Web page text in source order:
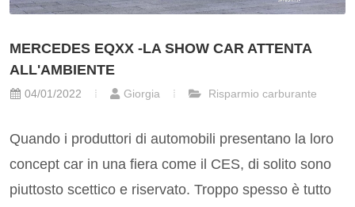
MERCEDES EQXX -LA SHOW CAR ATTENTA
ALL'AMBIENTE
04/01/2022 Giorgia Risparmio carburante
Quando i produttori di automobili presentano la loro
concept car in una fiera come il CES, di solito sono
piuttosto scettico e riservato. Troppo spesso è tutto